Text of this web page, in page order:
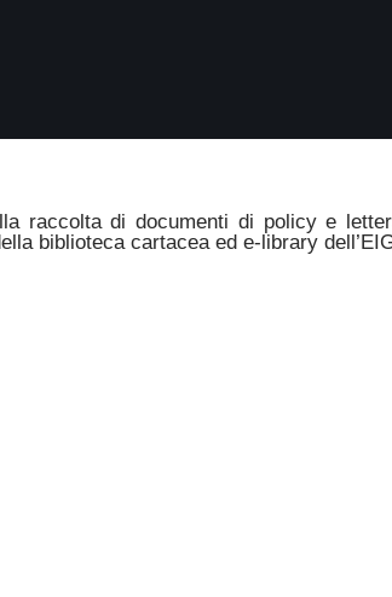
raccolta di documenti di policy e
biblioteca cartacea ed e-library